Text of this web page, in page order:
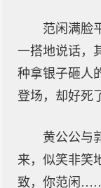
范闲满脸
一搭地说话，
种拿银子砸人
登场，却好死
黄公公与
来，似笑非笑
致，你范闲